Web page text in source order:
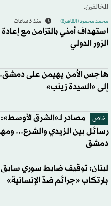
المخالفين.
محمد محمود (القاهرة) منذ 3 ساعات
استهداف أمني بالتزامن مع
الزور الدولي
هاجس الأمن يهيمن على
إلى «السيدة زينب»
خاص
مصادر لـ«الشرق الأوسط»:
رسائل بين الزيدي والشرع...
دمشق
لبنان: توقيف ضابط سوري
بارتكاب «جرائم ضدّ الإنسانية»